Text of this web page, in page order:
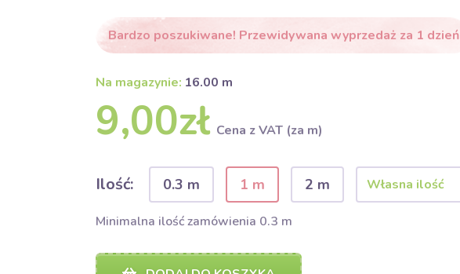
Bardzo poszukiwane! Przewidywana wyprzedaż za 1 dzień
Na magazynie: 16.00 m
9,00zł Cena z VAT (za m)
Ilość: 0.3 m 1 m 2 m
Minimalna ilość zamówienia 0.3 m